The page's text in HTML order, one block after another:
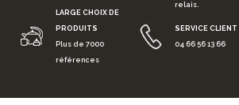
relais.
LARGE CHOIX DE
PRODUITS
Plus de 7000
références
SERVICE CLIENT
04 66 56 13 66